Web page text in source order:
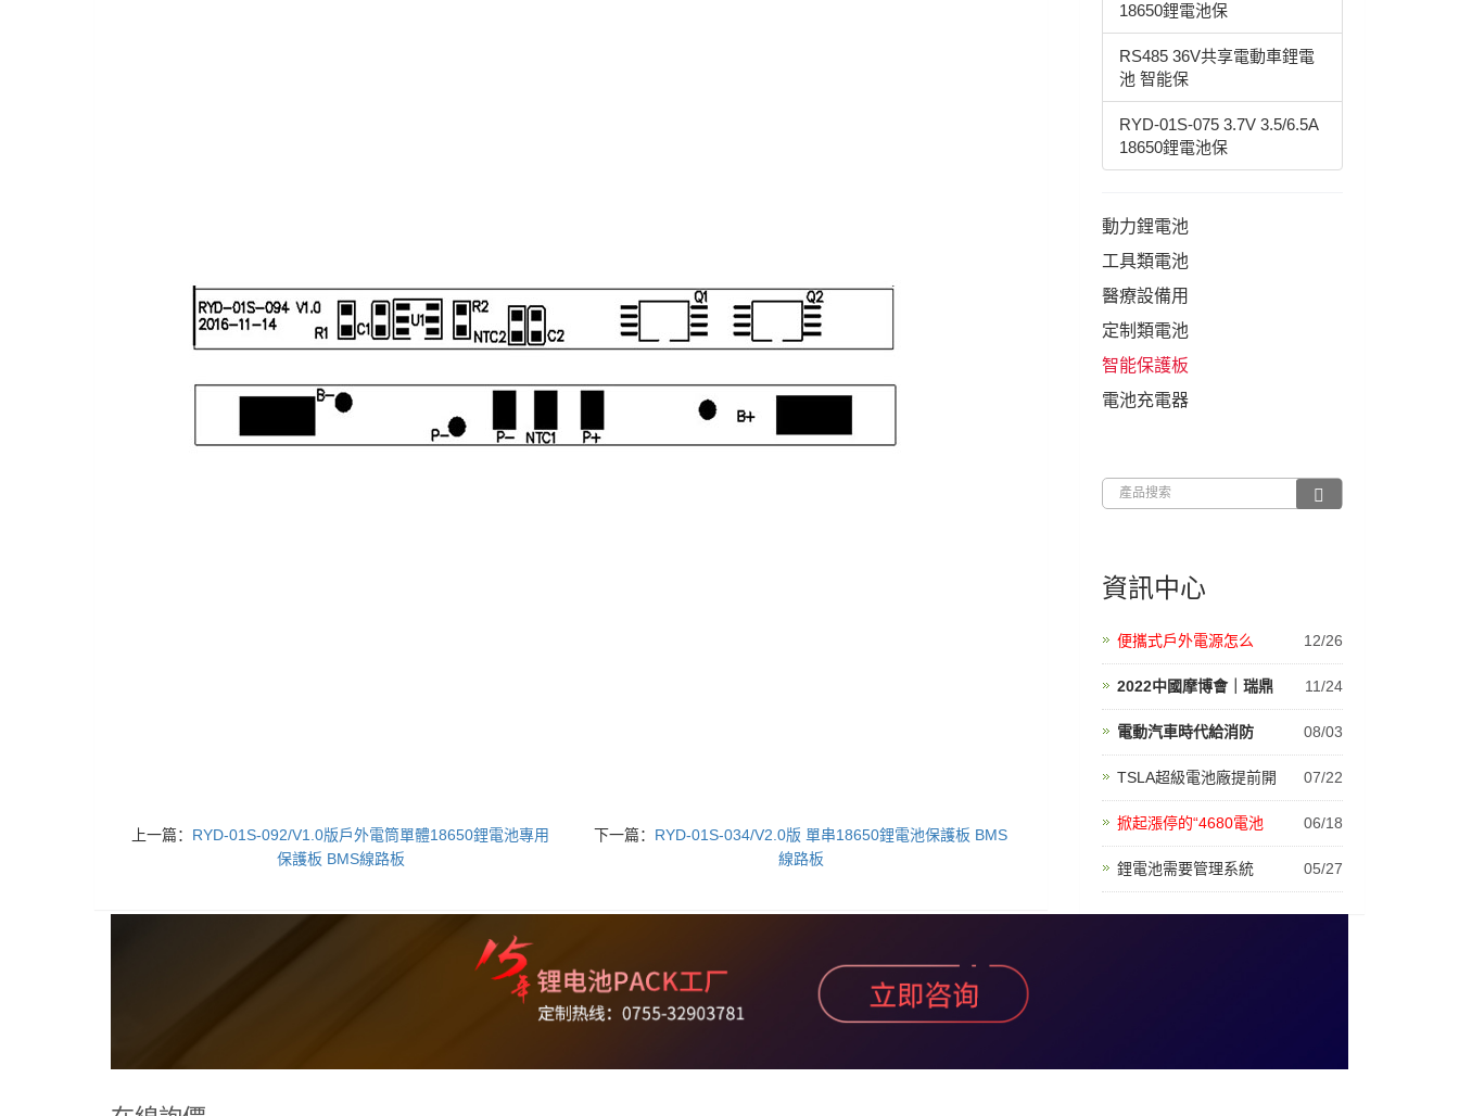
上一篇： RYD-01S-092/V1.0版戶外電筒單體18650鋰電池專用
保護板 BMS線路板
下一篇： RYD-01S-034/V2.0版 單串18650鋰電池保護板 BMS
線路板
18650鋰電池保
RS485 36V共享電動車鋰電
池 智能保
RYD-01S-075 3.7V 3.5/6.5A
18650鋰電池保
動力鋰電池
工具類電池
醫療設備用
定制類電池
智能保護板
電池充電器
資訊中心
便攜式戶外電源怎么 12/26
2022中國摩博會｜瑞鼎 11/24
電動汽車時代給消防 08/03
TSLA超級電池廠提前開 07/22
掀起漲停的“4680電池 06/18
鋰電池需要管理系統 05/27